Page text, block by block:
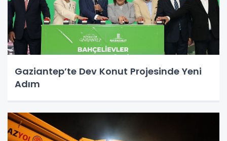
Gaziantep’te Dev Konut Projesinde Yeni
Adım